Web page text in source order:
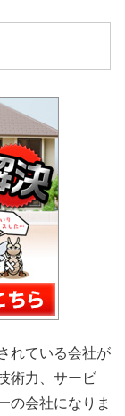
れている会社が
術力、サービ
の会社になりま